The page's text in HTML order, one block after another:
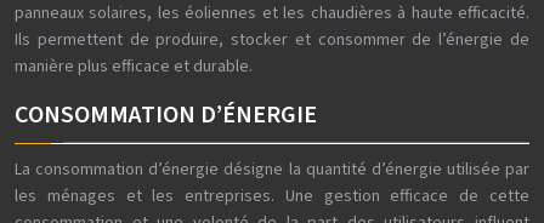
panneaux solaires, les éoliennes et les chaudières à haute efficacité.
Ils permettent de produire, stocker et consommer de l’énergie de
manière plus efficace et durable.
CONSOMMATION D’ÉNERGIE
La consommation d’énergie désigne la quantité d’énergie utilisée par
les ménages et les entreprises. Une gestion efficace de cette